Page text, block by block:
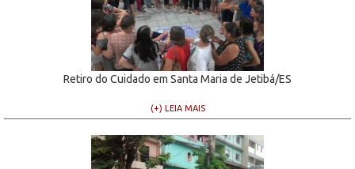
Retiro do Cuidado em Santa Maria de Jetibá/ES
(+) LEIA MAIS